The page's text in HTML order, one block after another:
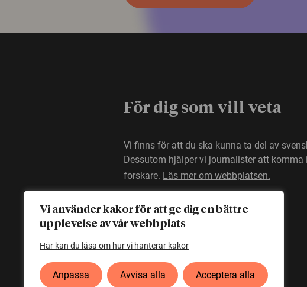
Vi använder kakor för att ge dig en bättre
upplevelse av vår webbplats
Här kan du läsa om hur vi hanterar kakor
Anpassa Avvisa alla Acceptera alla
För dig som vill veta
Vi finns för att du ska kunna ta del av
Dessutom hjälper vi journalister att komma
forskare. Läs mer om webbplatsen.